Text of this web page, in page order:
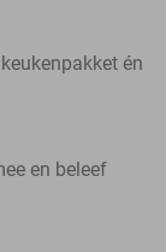
én
en beleef